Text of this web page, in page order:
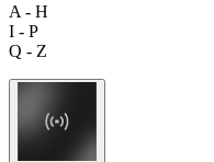
A - H
I - P
Q - Z